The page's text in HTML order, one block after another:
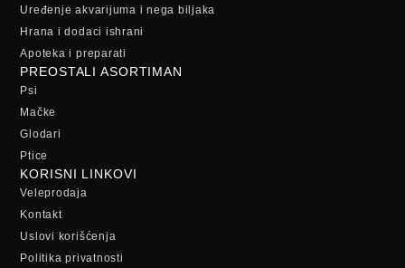
Uređenje akvarijuma i nega biljaka
Hrana i dodaci ishrani
Apoteka i preparati
PREOSTALI ASORTIMAN
Psi
Mačke
Glodari
Ptice
KORISNI LINKOVI
Veleprodaja
Kontakt
Uslovi korišćenja
Politika privatnosti